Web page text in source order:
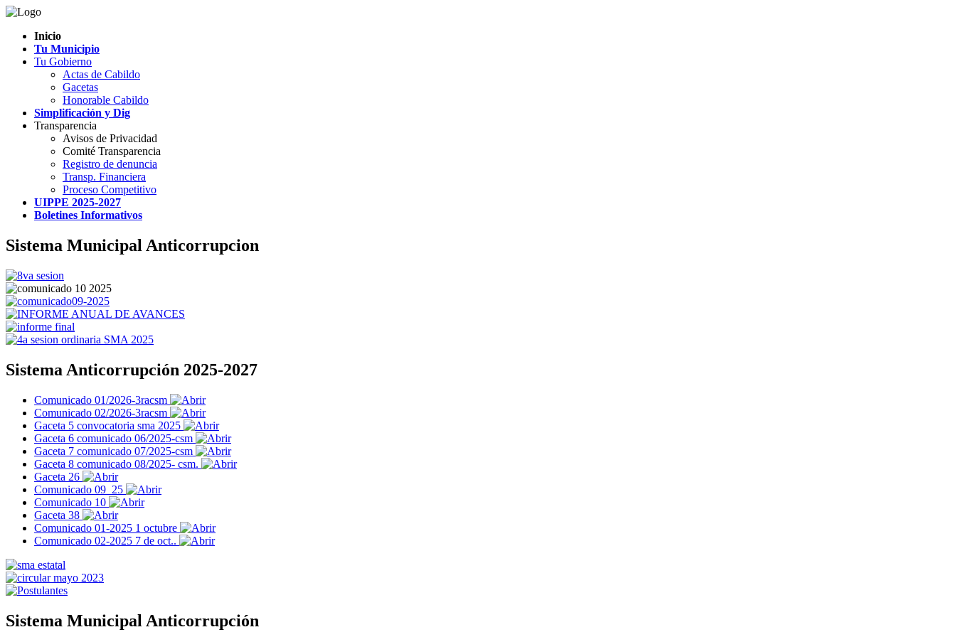
Inicio
Tu Municipio
Tu Gobierno
Actas de Cabildo
Gacetas
Honorable Cabildo
Simplificación y Dig
Transparencia
Avisos de Privacidad
Comité Transparencia
Registro de denuncia
Transp. Financiera
Proceso Competitivo
UIPPE 2025-2027
Boletines Informativos
Sistema Municipal Anticorrupcion
Sistema Anticorrupción 2025-2027
Comunicado 01/2026-3racsm
Comunicado 02/2026-3racsm
Gaceta 5 convocatoria sma 2025
Gaceta 6 comunicado 06/2025-csm
Gaceta 7 comunicado 07/2025-csm
Gaceta 8 comunicado 08/2025- csm.
Gaceta 26
Comunicado 09_25
Comunicado 10
Gaceta 38
Comunicado 01-2025 1 octubre
Comunicado 02-2025 7 de oct..
Sistema Municipal Anticorrupción